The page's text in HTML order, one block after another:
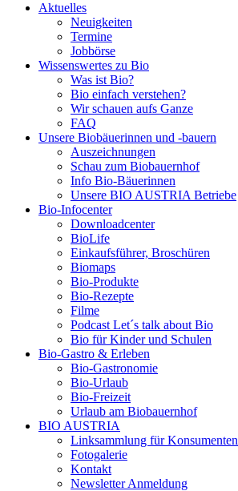
Aktuelles
Neuigkeiten
Termine
Jobbörse
Wissenswertes zu Bio
Was ist Bio?
Bio einfach verstehen?
Wir schauen aufs Ganze
FAQ
Unsere Biobäuerinnen und -bauern
Auszeichnungen
Schau zum Biobauernhof
Info Bio-Bäuerinnen
Unsere BIO AUSTRIA Betriebe
Bio-Infocenter
Downloadcenter
BioLife
Einkaufsführer, Broschüren
Biomaps
Bio-Produkte
Bio-Rezepte
Filme
Podcast Let´s talk about Bio
Bio für Kinder und Schulen
Bio-Gastro & Erleben
Bio-Gastronomie
Bio-Urlaub
Bio-Freizeit
Urlaub am Biobauernhof
BIO AUSTRIA
Linksammlung für Konsumenten
Fotogalerie
Kontakt
Newsletter Anmeldung